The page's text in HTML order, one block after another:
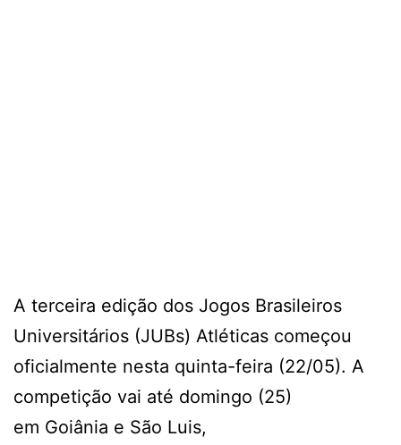
A terceira edição dos Jogos Brasileiros
Universitários (JUBs) Atléticas começou
oficialmente nesta quinta-feira (22/05). A
competição vai até domingo (25)
em Goiânia e São Luis,